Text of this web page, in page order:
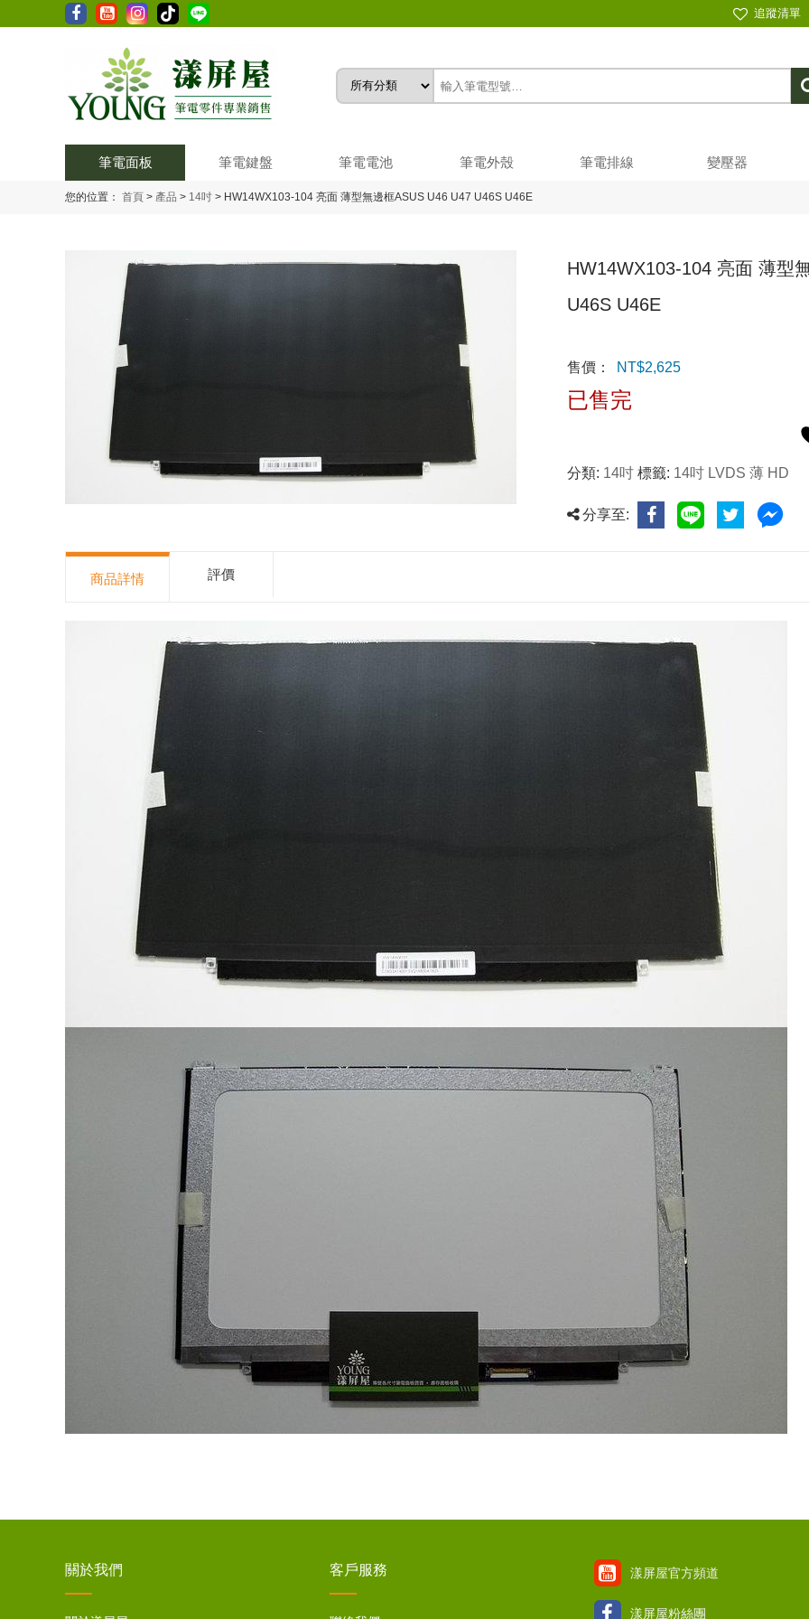
追蹤清單
筆電面板 筆電鍵盤 筆電電池 筆電外殼 筆電排線 變壓器
您的位置： 首頁 > 產品 > 14吋 > HW14WX103-104 亮面 薄型無邊框ASUS U46 U47 U46S U46E
HW14WX103-104 亮面 薄型
U46S U46E
售價： NT$2,625
已售完
分類: 14吋 標籤: 14吋 LVDS 薄 HD
分享至:
商品詳情 評價
關於我們 客戶服務 漾屏屋官方頻道
漾屏屋粉絲團